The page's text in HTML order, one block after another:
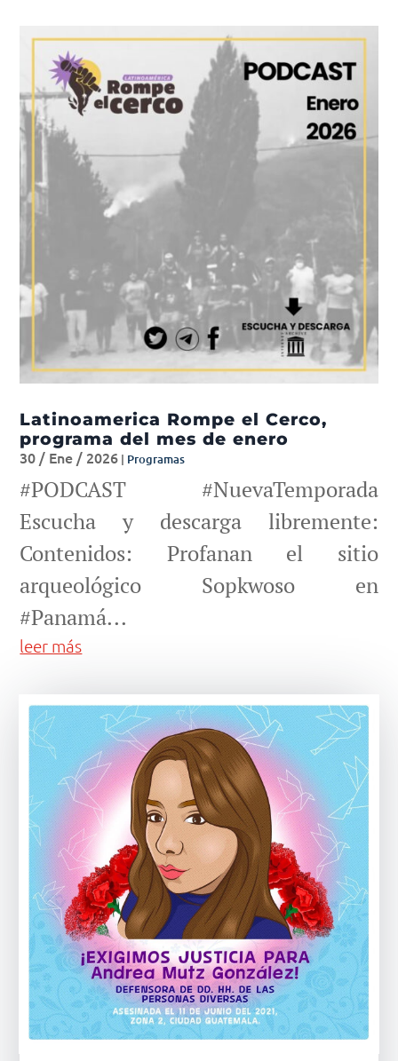
Latinoamerica Rompe el Cerco,
programa del mes de enero
30 / Ene / 2026 | Programas
#PODCAST #NuevaTemporada
Escucha y descarga libremente:
Contenidos: Profanan el sitio
arqueológico Sopkwoso en
#Panamá...
leer más